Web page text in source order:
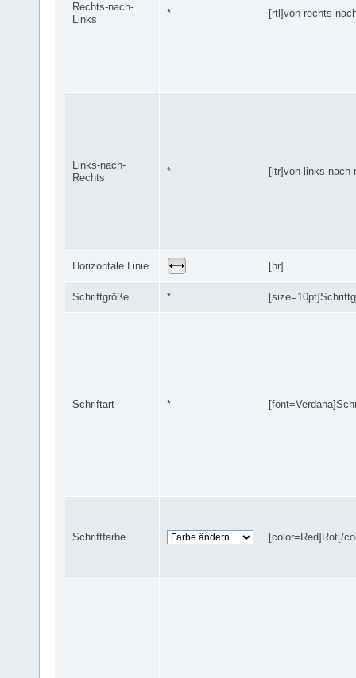
Rechts-nach-
Links
* [rtl]von rechts
Links-nach-
Rechts
* [ltr]von links nach
Horizontale Linie [hr]
Schriftgröße *
Schriftart *
Schriftfarbe [color=Red]Rot[/